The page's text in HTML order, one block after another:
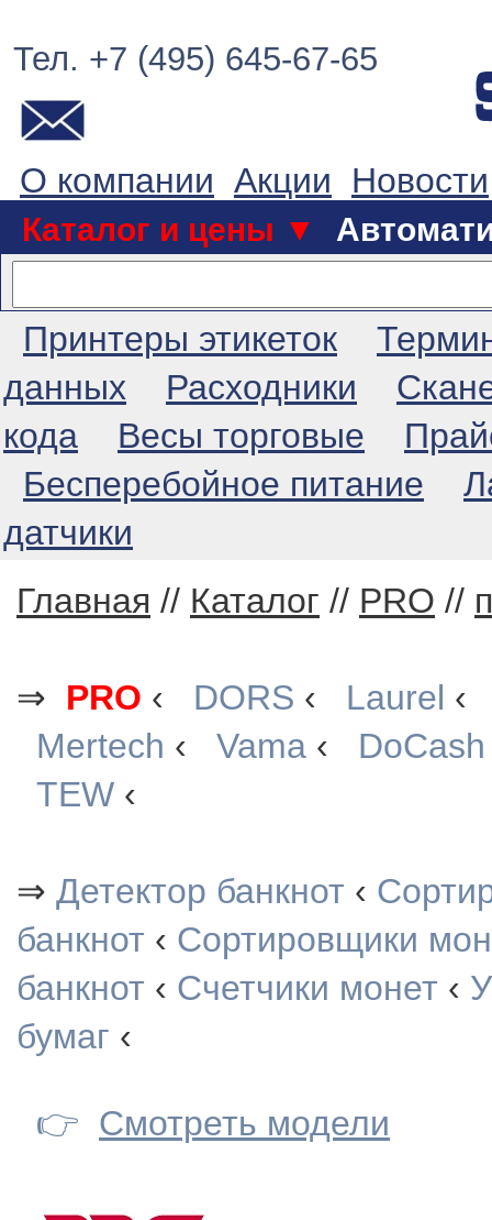
Тел. +7 (495) 645-67-65
О компании Акции Новости
Каталог и цены ▼
Принтеры этикеток
данных
Расходники
кода
Весы торговые
Бесперебойное питание
датчики
Главная // Каталог // PRO //
⇒ PRO ‹ DORS ‹ Laurel
Mertech ‹ Vama ‹ DoCash
TEW ‹
⇒ Детектор банкнот ‹
банкнот ‹ Сортировщики
банкнот ‹ Счетчики монет ‹
бумаг ‹
👉 Смотреть модели